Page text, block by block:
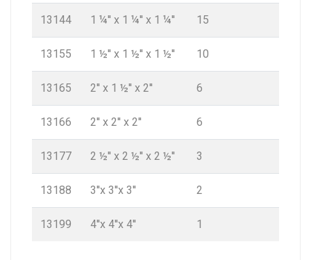
13144 1 ¼'' x 1 ¼'' x 1 ¼'' 15
13155 1 ½'' x 1 ½'' x 1 ½'' 10
13165 2'' x 1 ½'' x 2'' 6
13166 2'' x 2'' x 2'' 6
13177 2 ½'' x 2 ½'' x 2 ½'' 3
13188 3''x 3''x 3'' 2
13199 4''x 4''x 4'' 1